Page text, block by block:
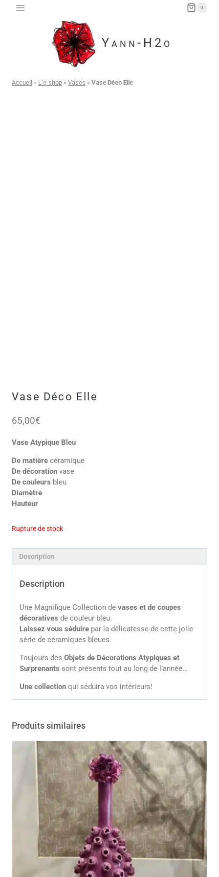
0
Yann-H2o
Accueil » L’e-shop » Vases » Vase Déco Elle
Vase Déco Elle
65,00€
Vase Atypique Bleu
De matière céramique
De décoration vase
De couleurs bleu
Diamètre
Hauteur
Rupture de stock
Description
Description
Une Magnifique Collection de vases et de coupes
décoratives de couleur bleu.
Laissez vous séduire par la délicatesse de cette jolie
série de céramiques bleues.
Toujours des Objets de Décorations Atypiques et
Surprenants sont présents tout au long de l’année…
Une collection qui séduira vos intérieurs!
Produits similaires